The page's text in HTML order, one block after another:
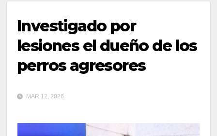
Investigado por
lesiones el dueño de los
perros agresores
MAR 12, 2026